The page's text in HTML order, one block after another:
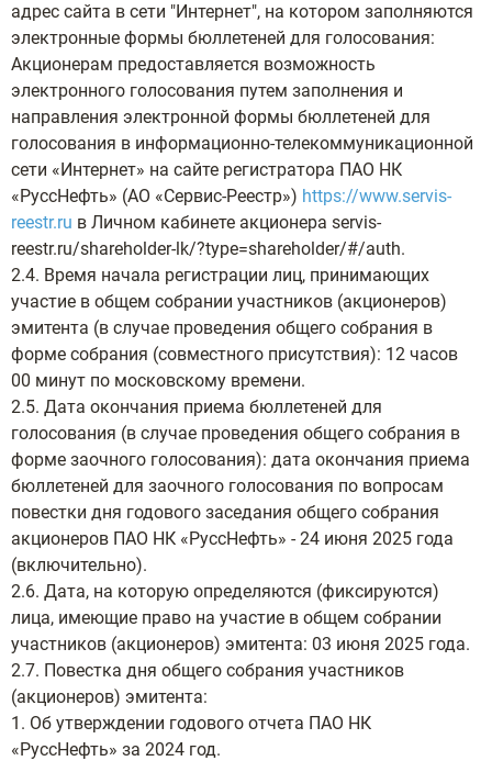
адрес сайта в сети "Интернет", на котором заполняются
электронные формы бюллетеней для голосования:
Акционерам предоставляется возможность
электронного голосования путем заполнения и
направления электронной формы бюллетеней для
голосования в информационно-телекоммуникационной
сети «Интернет» на сайте регистратора ПАО НК
«РуссНефть» (АО «Сервис-Реестр») https://www.servis-
reestr.ru в Личном кабинете акционера servis-
reestr.ru/shareholder-lk/?type=shareholder/#/auth.
2.4. Время начала регистрации лиц, принимающих
участие в общем собрании участников (акционеров)
эмитента (в случае проведения общего собрания в
форме собрания (совместного присутствия): 12 часов
00 минут по московскому времени.
2.5. Дата окончания приема бюллетеней для
голосования (в случае проведения общего собрания в
форме заочного голосования): дата окончания приема
бюллетеней для заочного голосования по вопросам
повестки дня годового заседания общего собрания
акционеров ПАО НК «РуссНефть» - 24 июня 2025 года
(включительно).
2.6. Дата, на которую определяются (фиксируются)
лица, имеющие право на участие в общем собрании
участников (акционеров) эмитента: 03 июня 2025 года.
2.7. Повестка дня общего собрания участников
(акционеров) эмитента:
1. Об утверждении годового отчета ПАО НК
«РуссНефть» за 2024 год.